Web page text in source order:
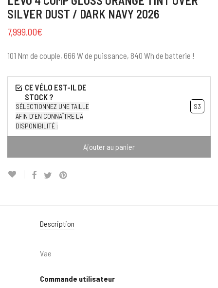
SILVER DUST / DARK NAVY 2026
7,999.00€
101 Nm de couple, 666 W de puissance, 840 Wh de batterie !
SÉLECTIONNEZ UNE TAILLE
AFIN D'EN CONNAÎTRE LA
DISPONIBILITÉ :
S3
Ajouter au panier
Description
Vae
Commande utilisateur